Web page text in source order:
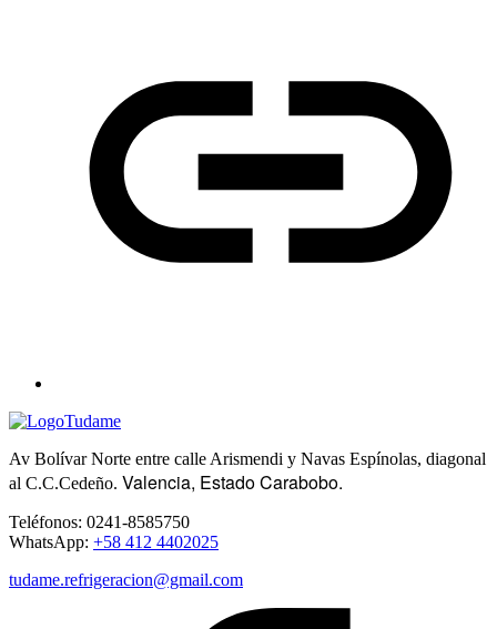
Av Bolívar Norte entre calle Arismendi y Navas Espínolas, diagonal
al C.C.Cedeño. Valencia, Estado Carabobo.
Teléfonos: 0241-8585750
WhatsApp: +58 412 4402025
tudame.refrigeracion@gmail.com